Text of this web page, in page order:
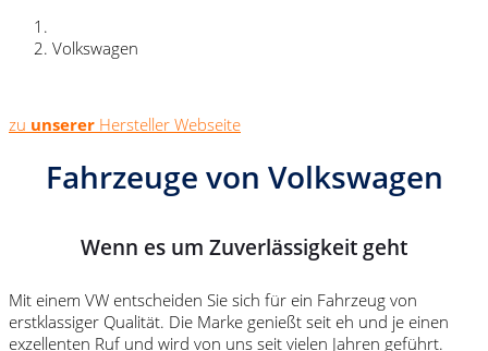
Volkswagen
zu unserer Hersteller Webseite
Fahrzeuge von Volkswagen
Wenn es um Zuverlässigkeit geht
Mit einem VW entscheiden Sie sich für ein Fahrzeug von
erstklassiger Qualität. Die Marke genießt seit eh und je einen
exzellenten Ruf und wird von uns seit vielen Jahren geführt.